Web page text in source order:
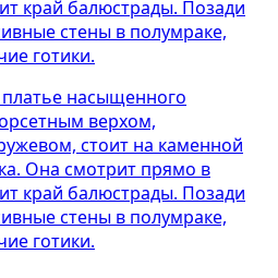
насыщенного
верхом,
стоит на каменной
Она смотрит прямо в
край балюстрады. Позади
стены в полумраке,
готики.